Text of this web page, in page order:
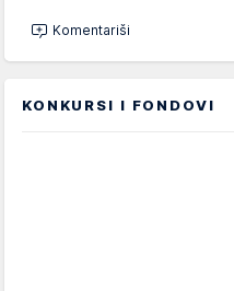
Komentariši
KONKURSI I FONDOVI